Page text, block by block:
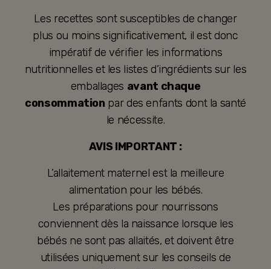
Les recettes sont susceptibles de changer
plus ou moins significativement, il est donc
impératif de vérifier les informations
nutritionnelles et les listes d’ingrédients sur les
emballages avant chaque
consommation par des enfants dont la santé
le nécessite.
AVIS IMPORTANT :
L’allaitement maternel est la meilleure
alimentation pour les bébés.
Les préparations pour nourrissons
conviennent dès la naissance lorsque les
bébés ne sont pas allaités, et doivent être
utilisées uniquement sur les conseils de